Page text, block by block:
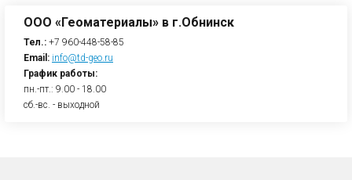
ООО «Геоматериалы» в г.Обнинск
Тел.: +7 960-448-58-85
Email: info@td-geo.ru
График работы:
пн.-пт.: 9.00 - 18.00
сб.-вс. - выходной